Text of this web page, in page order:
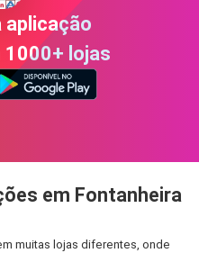
aplicação
lojas
em Fontanheira
muitas lojas diferentes, onde